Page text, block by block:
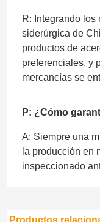
R: Integrando los
siderúrgica de
productos de
preferenciales, y
mercancías se
P: ¿Cómo
A: Siempre una
la producción en
inspeccionado
Productos